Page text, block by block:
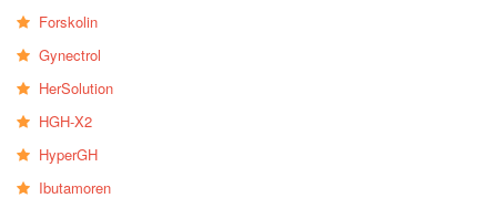
Forskolin
Gynectrol
HerSolution
HGH-X2
HyperGH
Ibutamoren